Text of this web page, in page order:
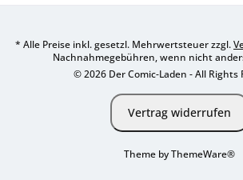
* Alle Preise inkl. gesetzl. Mehrwertsteuer zzgl.
Nachnahmegebühren, wenn nicht
© 2026 Der Comic-Laden - All Rights
Vertrag widerrufen
Theme byThemeWare®